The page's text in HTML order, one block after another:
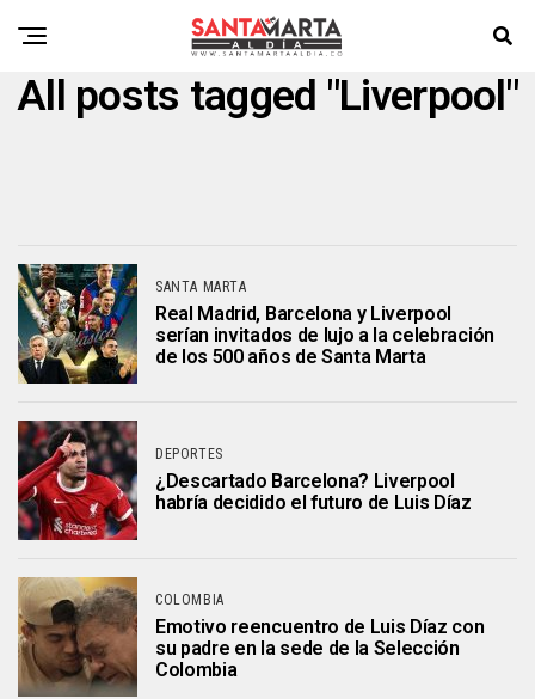
All posts tagged "Liverpool"
SANTA MARTA
Real Madrid, Barcelona y Liverpool
serían invitados de lujo a la celebración
de los 500 años de Santa Marta
DEPORTES
¿Descartado Barcelona? Liverpool
habría decidido el futuro de Luis Díaz
COLOMBIA
Emotivo reencuentro de Luis Díaz con
su padre en la sede de la Selección
Colombia